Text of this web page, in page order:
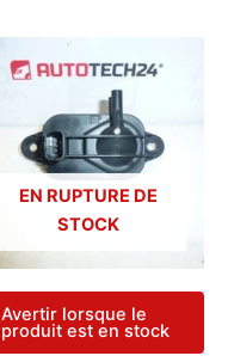
EN RUPTURE DE
STOCK
Avertir lorsque le
produit est en stock